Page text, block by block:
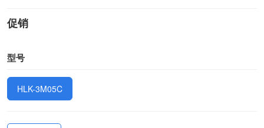
促销
型号
HLK-3M05C